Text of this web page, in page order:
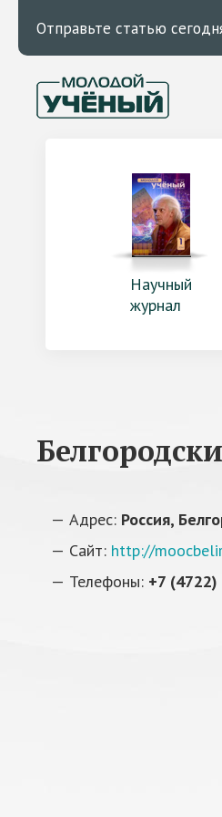
Отправьте статью
Научный
журнал
Адрес: Россия,
Сайт: http://
Телефоны: +7